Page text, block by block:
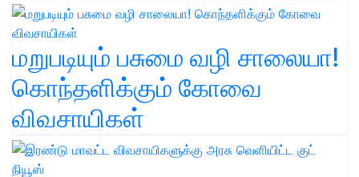
மறுபடியும் பசுமை வழி சாலையா!
கொந்தளிக்கும் கோவை
விவசாயிகள்